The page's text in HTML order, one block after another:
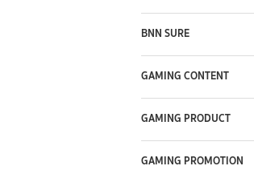
BNN SURE
GAMING CONTENT
GAMING PRODUCT
GAMING PROMOTION